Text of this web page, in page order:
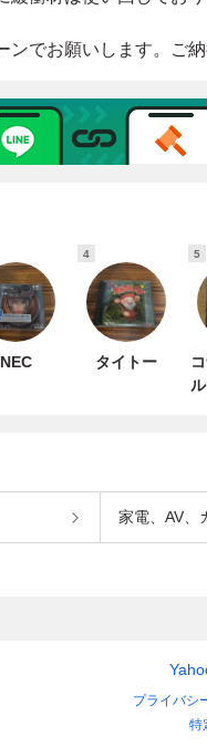
NEC
4
タイトー
5
家電、AV、
プライバシ
特